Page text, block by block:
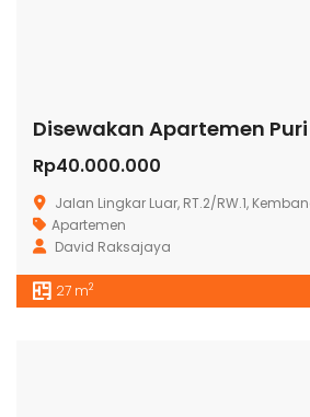
Disewakan Apartemen
Rp40.000.000
Jalan Lingkar Luar, RT.2/RW.1, Kembangan Selatan, RT.2/RW.1, Kembangan Sel., Kembangan,
Apartemen
David Raksajaya
27 m2